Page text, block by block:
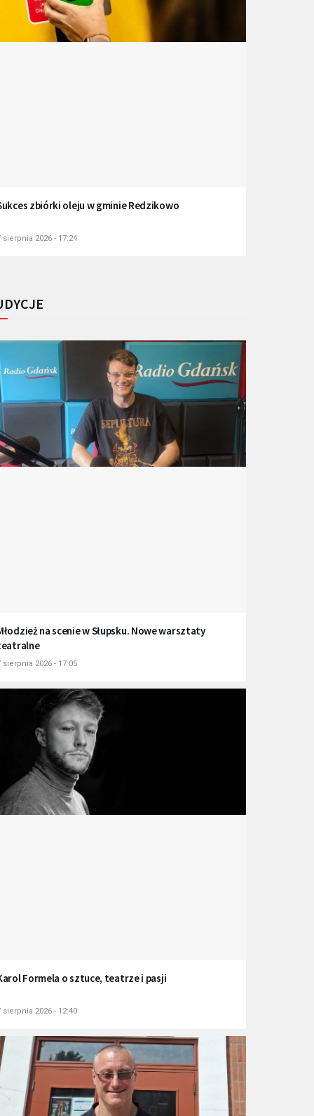
zbiórki oleju w gminie Redzikowo
sierpnia 2026 - 17:24
na scenie w Słupsku. Nowe warsztaty
sierpnia 2026 - 17:05
Formela o sztuce, teatrze i pasji
sierpnia 2026 - 12:40